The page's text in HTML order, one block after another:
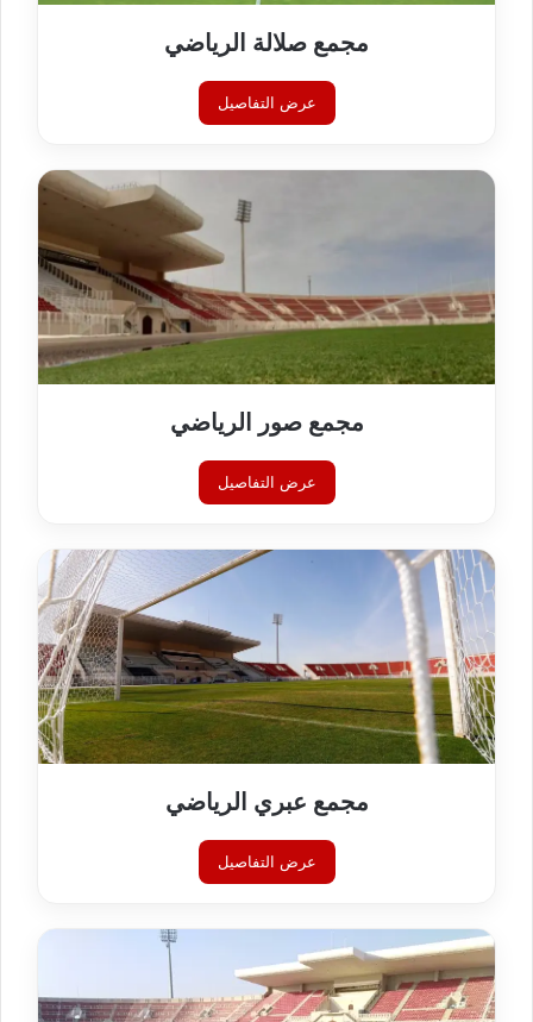
مجمع صلالة الرياضي
عرض التفاصيل
مجمع صور الرياضي
عرض التفاصيل
مجمع عبري الرياضي
عرض التفاصيل